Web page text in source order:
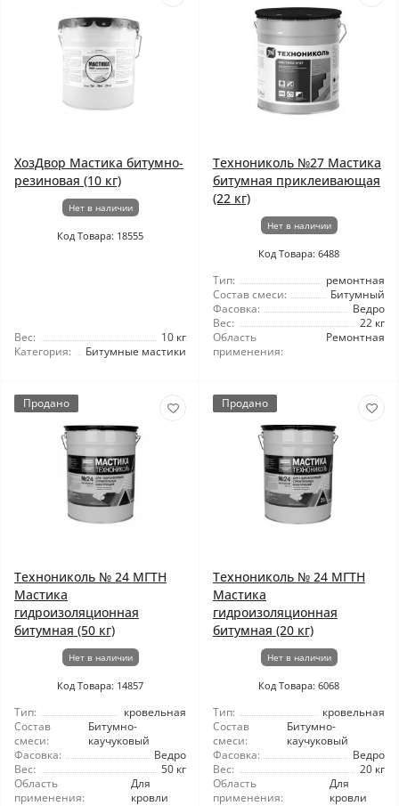
ХозДвор Мастика битумно-
резиновая (10 кг)
Нет в наличии
Код Товара: 18555
Вес:
10 кг
Категория:
Битумные мастики
Технониколь №27 Мастика
битумная приклеивающая
(22 кг)
Нет в наличии
Код Товара: 6488
Тип:
ремонтная
Состав смеси:
Битумный
Фасовка:
Ведро
Вес:
22 кг
Область
применения:
Ремонтная
Продано
Технониколь № 24 МГТН
Мастика
гидроизоляционная
битумная (50 кг)
Нет в наличии
Код Товара: 14857
Тип:
кровельная
Состав
смеси:
Битумно-
каучуковый
Фасовка:
Ведро
Вес:
50 кг
Область
применения:
Для
кровли
Продано
Технониколь № 24 МГТН
Мастика
гидроизоляционная
битумная (20 кг)
Нет в наличии
Код Товара: 6068
Тип:
кровельная
Состав
смеси:
Битумно-
каучуковый
Фасовка:
Ведро
Вес:
20 кг
Область
применения:
Для
кровли